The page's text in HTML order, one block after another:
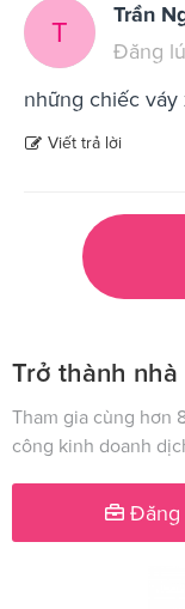
T
Trần
Đăng
những chiếc váy
Viết trả lời
Trở thành
Tham gia cùng hơn
công kinh doanh
Đăng